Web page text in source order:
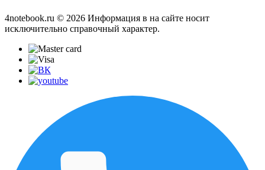
4notebook.ru © 2026 Информация в на сайте носит
исключительно справочный характер.